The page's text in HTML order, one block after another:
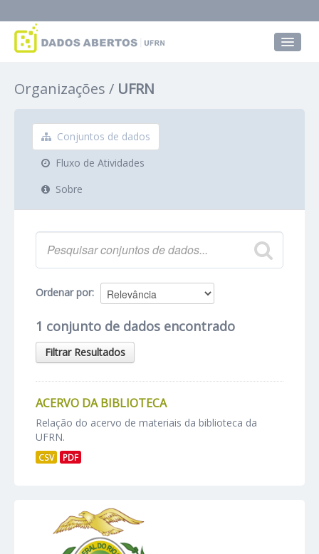
Grupos
Sobre
Organizações UFRN
Conjuntos de dados
Fluxo de Atividades
Sobre
Ordenar por
1 conjunto de dados encontrado
Filtrar Resultados
ACERVO DA BIBLIOTECA
Relação do acervo de materiais da biblioteca da
UFRN.
CSV PDF